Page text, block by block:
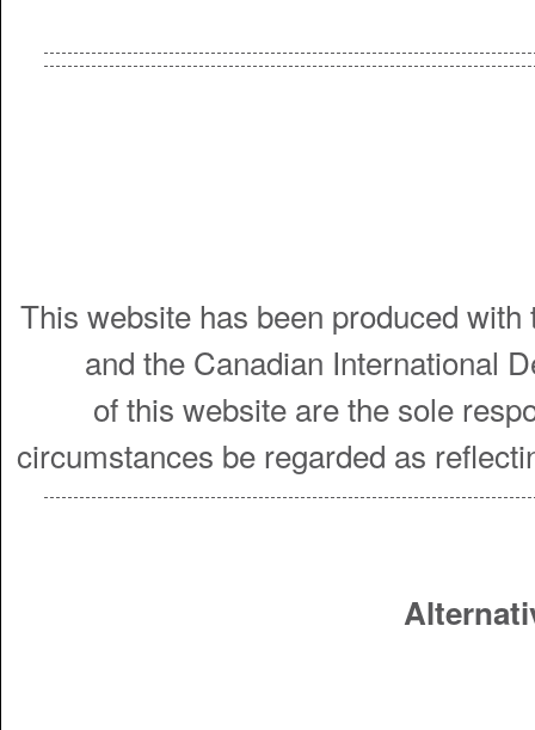
This website has been produced
and the Canadian International
of this website are the sole
circumstances be regarded as